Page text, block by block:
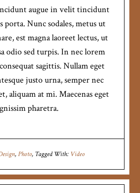
augue in velit tincidunt
porta. Nunc sodales, metus ut
est magna laoreet lectus, ut
odio sed turpis. In nec lorem
sagittis. Nullam eget
justo urna, semper nec
aliquam at mi. Maecenas eget
pharetra.
,Photo Tagged With: Video